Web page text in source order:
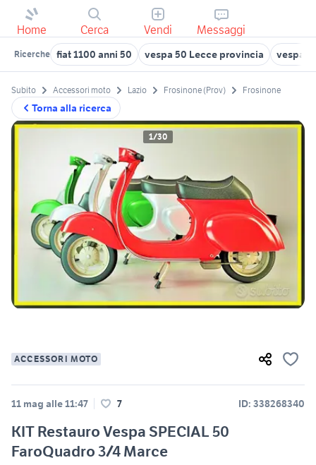
Home Cerca Vendi Messaggi
Ricerche fiat 1100 anni 50 vespa 50 Lecce provincia vespa
Torna alla ricerca
Subito Accessori moto Lazio Frosinone (Prov) Frosinone
1/30
ACCESSORI MOTO
11 mag alle 11:47 7 ID: 338268340
KIT Restauro Vespa SPECIAL 50
FaroQuadro 3/4 Marce